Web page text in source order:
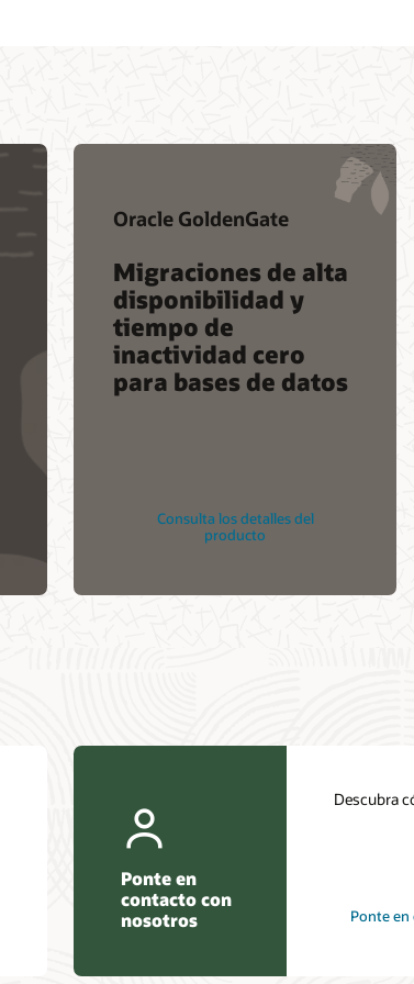
Oracle GoldenGate
Migraciones de alta
disponibilidad y
tiempo de
inactividad cero
para bases de datos
Consulta los detalles del
producto
Ponte en
contacto con
nosotros
Descubra
Ponte